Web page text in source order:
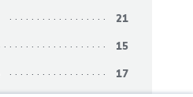
21
15
17